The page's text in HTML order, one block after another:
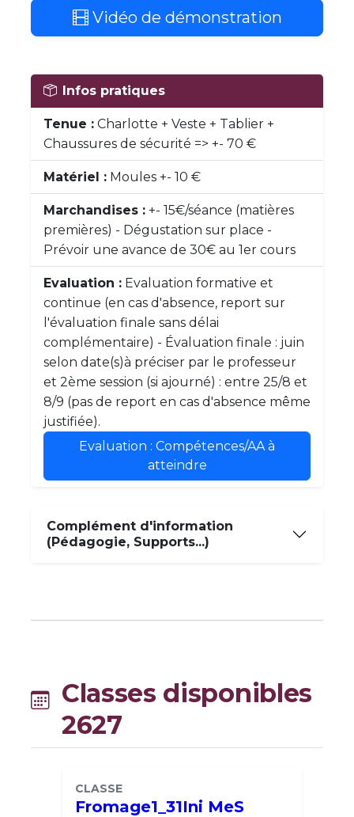
Vidéo de démonstration
Infos pratiques
Tenue : Charlotte + Veste + Tablier +
Chaussures de sécurité => +- 70 €
Matériel : Moules +- 10 €
Marchandises : +- 15€/séance (matières
premières) - Dégustation sur place -
Prévoir une avance de 30€ au 1er cours
Evaluation : Evaluation formative et
continue (en cas d'absence, report sur
l'évaluation finale sans délai
complémentaire) - Évaluation finale : juin
selon date(s)à préciser par le professeur
et 2ème session (si ajourné) : entre 25/8 et
8/9 (pas de report en cas d'absence même
justifiée).
Evaluation : Compétences/AA à
atteindre
Complément d'information
(Pédagogie, Supports...)
Classes disponibles
2627
CLASSE
Fromage1_31Ini MeS